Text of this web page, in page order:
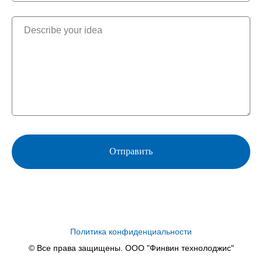
Отправить
Политика конфиденциальности
© Все права защищены. ООО "Финвин технолоджис"